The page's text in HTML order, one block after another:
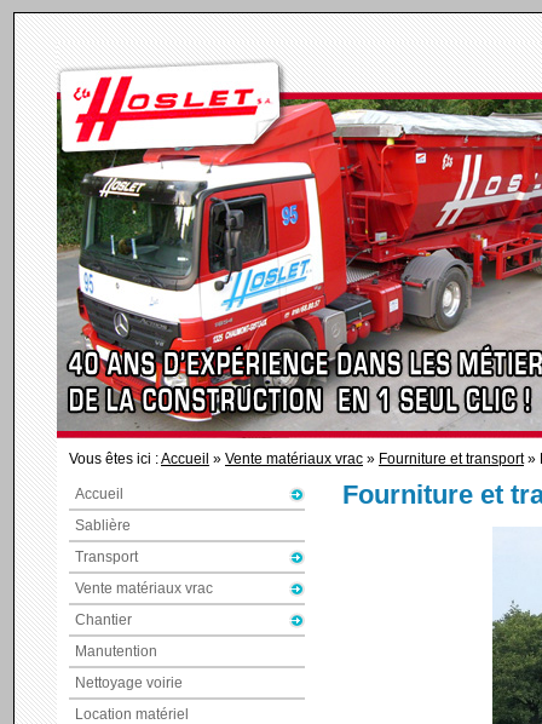
Vous êtes ici :Accueil » Vente matériaux vrac » Fourniture et transport»
Accueil
Sablière
Transport
Vente matériaux vrac
Chantier
Manutention
Nettoyage voirie
Location matériel
Fourniture et